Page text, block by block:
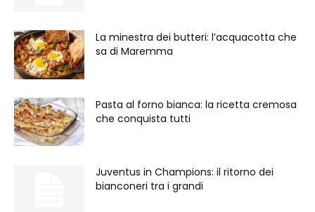
La minestra dei butteri: l’acquacotta che
sa di Maremma
Pasta al forno bianca: la ricetta cremosa
che conquista tutti
Juventus in Champions: il ritorno dei
bianconeri tra i grandi